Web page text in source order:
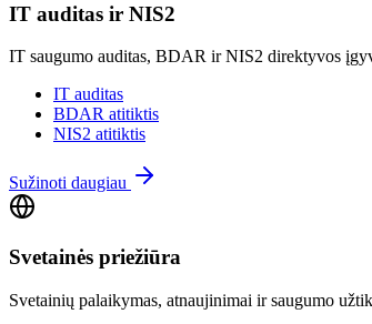
IT auditas ir NIS2
IT saugumo auditas, BDAR ir NIS2 direktyvos
IT auditas
BDAR atitiktis
NIS2 atitiktis
Sužinoti daugiau
Svetainės priežiūra
Svetainių palaikymas, atnaujinimai ir saugumo